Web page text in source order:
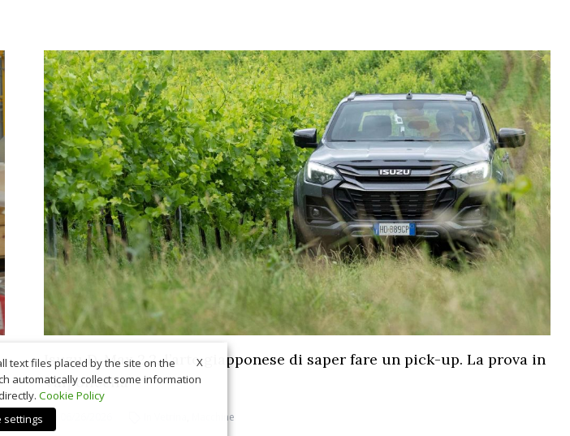
Isuzu D-Max 2.2, l’arte giapponese di saper fare un pick-up. La prova in
Valpolicella
Macchine
X
text files placed by the site on the
automatically collect some information
Cookie Policy
settings